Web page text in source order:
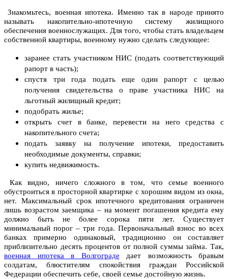
Знакомьтесь, военная ипотека. Именно так в народе принято
называть накопительно-ипотечную систему жилищного
обеспечения военнослужащих. Для того, чтобы стать владельцем
собственной квартиры, военному нужно сделать следующее:
заранее стать участником НИС (подать соответствующий
рапорт в часть);
спустя три года подать еще один рапорт с целью
получения свидетельства о праве участника НИС на
льготный жилищный кредит;
подобрать жилье;
открыть счет в банке, перевести на него средства с
накопительного счета;
подать заявку на получение ипотеки, предоставить
необходимые документы, справки;
купить недвижимость.
Как видно, ничего сложного в том, что семье военного
обустроиться в просторной квартирке с хорошим видом из окна,
нет. Максимальный срок ипотечного кредитования ограничен
лишь возрастом заемщика – на момент погашения кредита ему
должно быть не более сорока пяти лет. Существует
минимальный порог – три года. Первоначальный взнос во всех
банках примерно одинаковый, традиционно он составляет
приблизительно десять процентов от полной суммы займа. Так,
военная ипотека в Волгограде дает возможность бравым
солдатам, блюстителям спокойствия граждан Российской
Федерации обеспечить себе, своей семье достойную жизнь.